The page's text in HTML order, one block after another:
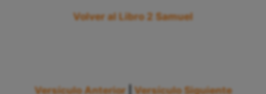
Volver al Libro 2 Samuel
Versículo Anterior Versículo Siguiente